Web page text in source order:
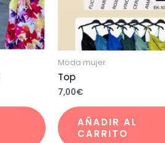
Moda mujer
Top
7,00€
AÑADIR AL
CARRITO